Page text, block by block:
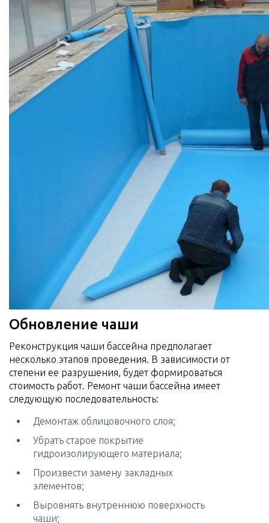
Обновление чаши
Реконструкция чаши бассейна предполагает
несколько этапов проведения. В зависимости от
степени ее разрушения, будет формироваться
стоимость работ. Ремонт чаши бассейна имеет
следующую последовательность:
Демонтаж облицовочного слоя;
Убрать старое покрытие
гидроизолирующего материала;
Произвести замену закладных
элементов;
Выровнять внутреннюю поверхность
чаши;